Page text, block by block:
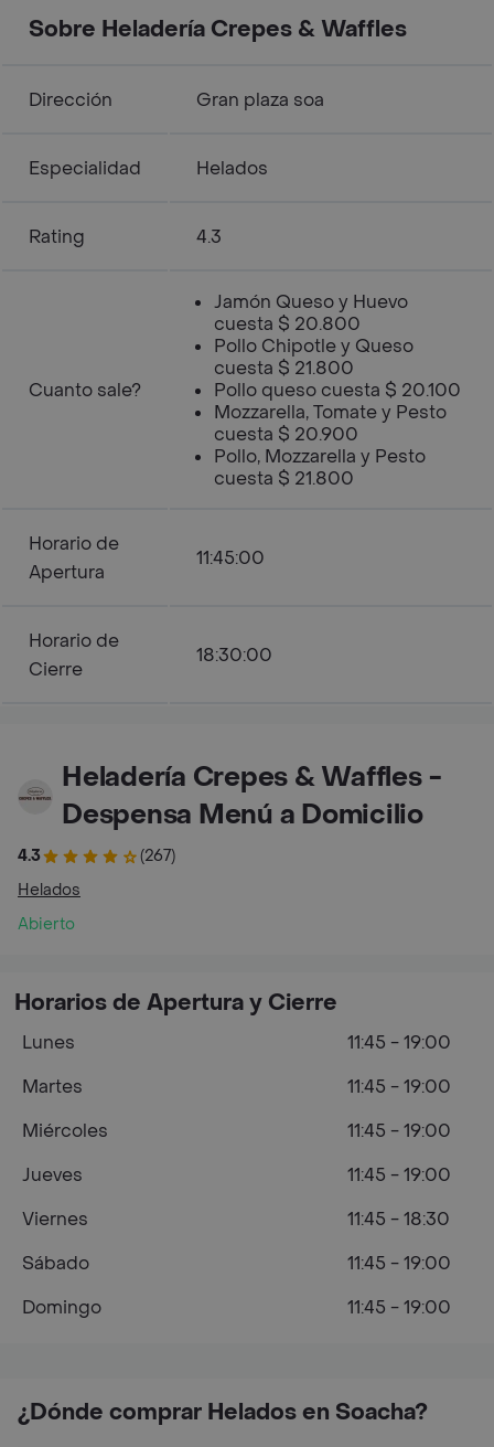
Sobre Heladería Crepes & Waffles
Dirección Gran plaza soa
Especialidad Helados
Rating 4.3
Cuanto sale?
Jamón Queso y Huevo
cuesta $ 20.800
Pollo Chipotle y Queso
cuesta $ 21.800
Pollo queso cuesta $ 20.100
Mozzarella, Tomate y Pesto
cuesta $ 20.900
Pollo, Mozzarella y Pesto
cuesta $ 21.800
Horario de
Apertura
11:45:00
Horario de
Cierre
18:30:00
Heladería Crepes & Waffles -
Despensa Menú a Domicilio
4.3
(267)
Helados
Abierto
¿Dónde comprar Helados en Soacha?
Horarios de Apertura y Cierre
Lunes
11:45 - 19:00
Martes
11:45 - 19:00
Miércoles
11:45 - 19:00
Jueves
11:45 - 19:00
Viernes
11:45 - 18:30
Sábado
11:45 - 19:00
Domingo
11:45 - 19:00